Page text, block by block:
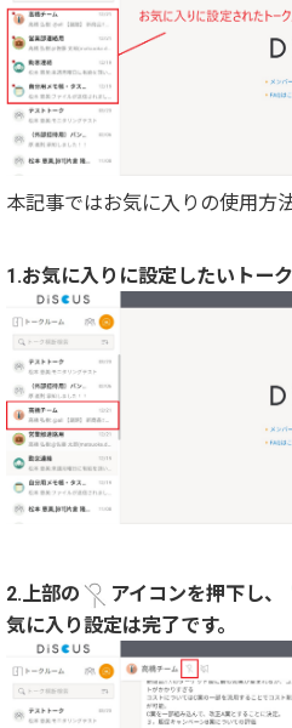
本記事ではお気に入りの使用方
1.お気に入りに設定したいトー
2.上部の アイコンを押下し、
気に入り設定は完了です。